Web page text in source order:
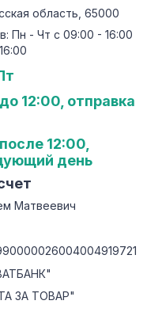
область, 65000
Пн - Чт с 09:00 - 16:00
12:00, отправка
12:00,
день
Матвеевич
ЗА ТОВАР"